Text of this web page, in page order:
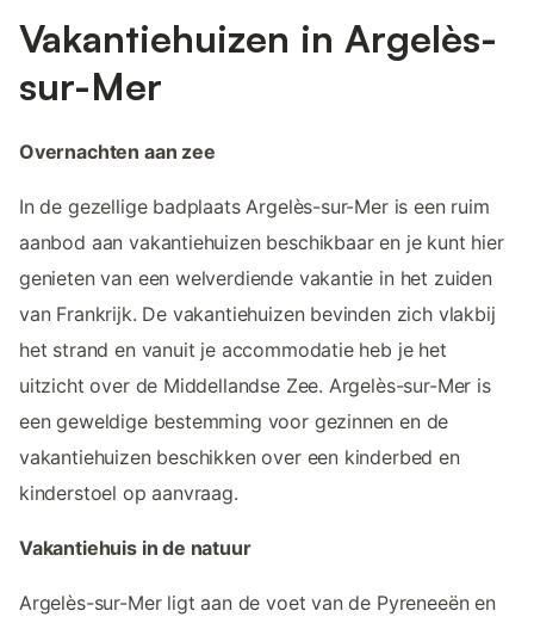
Vakantiehuizen in Argelès-
sur-Mer
Overnachten aan zee
In de gezellige badplaats Argelès-sur-Mer is een ruim
aanbod aan vakantiehuizen beschikbaar en je kunt hier
genieten van een welverdiende vakantie in het zuiden
van Frankrijk. De vakantiehuizen bevinden zich vlakbij
het strand en vanuit je accommodatie heb je het
uitzicht over de Middellandse Zee. Argelès-sur-Mer is
een geweldige bestemming voor gezinnen en de
vakantiehuizen beschikken over een kinderbed en
kinderstoel op aanvraag.
Vakantiehuis in de natuur
Argelès-sur-Mer ligt aan de voet van de Pyreneeën en